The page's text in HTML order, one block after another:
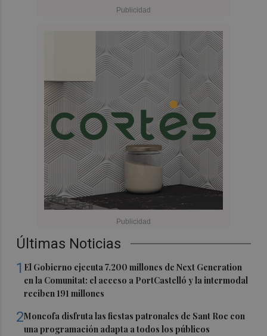
Últimas Noticias
1 El Gobierno ejecuta 7.200 millones de Next Generation
en la Comunitat: el acceso a PortCastelló y la intermodal
reciben 191 millones
2Moncofa disfruta las fiestas patronales de Sant Roc con
una programación adapta a todos los públicos